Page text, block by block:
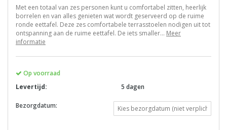
Met een totaal van zes personen kunt u comfortabel zitten, heerlijk
borrelen en van alles genieten wat wordt geserveerd op de ruime
ronde eettafel. Deze zes comfortabele terrasstoelen nodigen uit tot
ontspanning aan de ruime eettafel. De iets smaller... Meer
informatie
Op voorraad
Levertijd:
5 dagen
Bezorgdatum: